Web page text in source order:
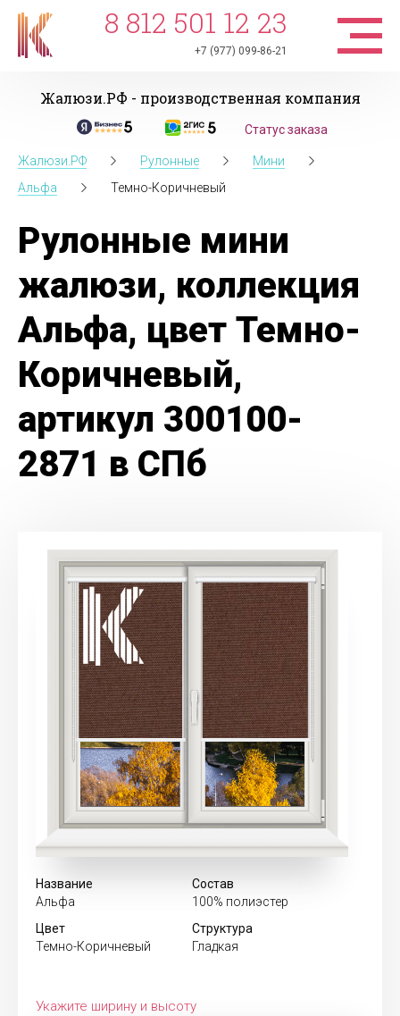
8 812 501 12 23
+7 (977) 099-86-21
Жалюзи.РФ - производственная компания
Статус заказа
Жалюзи.РФ Рулонные
Мини
Альфа
Темно-Коричневый
Рулонные мини
жалюзи, коллекция
Альфа, цвет Темно-
Коричневый,
артикул 300100-
2871 в СПб
Название
Альфа
Состав
100% полиэстер
Цвет
Темно-Коричневый
Структура
Гладкая
Укажите ширину и высоту